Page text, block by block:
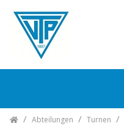
TV Plochingen e.V.
Abteilungen Turnen